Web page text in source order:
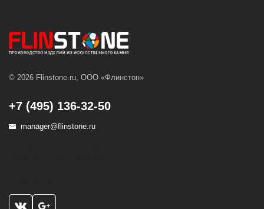
© 2026 Flinstone.ru, ООО «Флинстон»
+7 (495) 136-32-50
manager@flinstone.ru